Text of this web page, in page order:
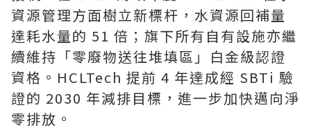
資源管理方面樹立新標杆，水資源回補量
達耗水量的 51 倍；旗下所有自有設施亦繼
續維持「零廢物送往堆填區」白金級認證
資格。HCLTech 提前 4 年達成經 SBTi 驗
證的 2030 年減排目標，進一步加快邁向淨
零排放。